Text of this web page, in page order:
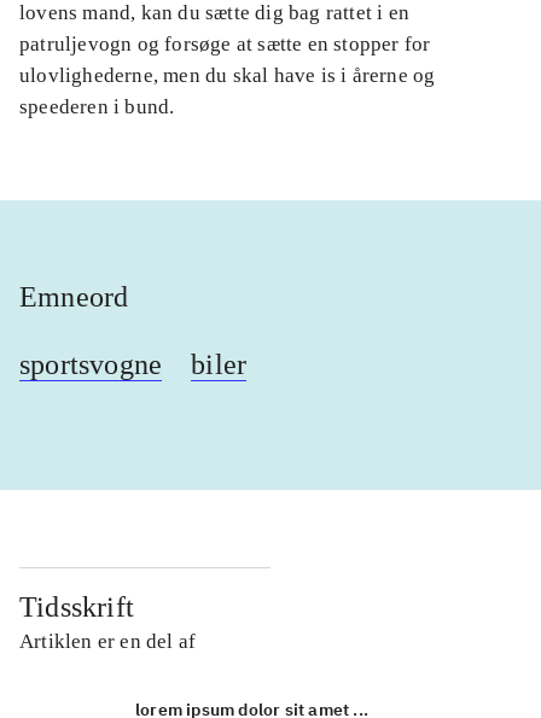
lovens mand, kan du sætte dig bag rattet i en
patruljevogn og forsøge at sætte en stopper for
ulovlighederne, men du skal have is i årerne og
speederen i bund.
Emneord
sportsvogne biler
Tidsskrift
Artiklen er en del af
lorem ipsum dolor sit amet ...